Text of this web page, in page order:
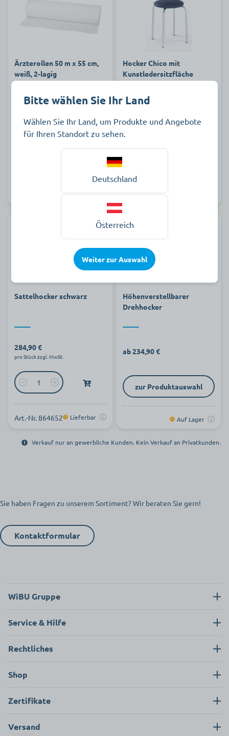
Ärzterollen 50 m x 55 cm,
weiß, 2-lagig
Karton à 9 Stück zzgl. MwSt.
Auf Lager
Hocker Chico mit
Kunstledersitzfläche
pro Stück zzgl. MwSt.
Art.-Nr.
C803334
Sattelhocker schwarz
284,90 €
pro Stück zzgl. MwSt.
Art.-Nr. 864652 Lieferbar
Höhenverstellbarer
Drehhocker
ab 234,90 €
zur Produktauswahl
Auf Lager
Verkauf nur an gewerbliche Kunden. Kein Verkauf an Privatkunden.
Sie haben Fragen zu unserem Sortiment? Wir beraten Sie gern!
Kontaktformular
WiBU Gruppe
News
Service & Hilfe
FAQ
Rechtliches
AGB
Shop
Ersatzteile
Zertifikate
Versand
Bitte wählen Sie Ihr Land
Wählen Sie Ihr Land, um Produkte und Angebote
für Ihren Standort zu sehen.
Deutschland
Österreich
Weiter zur Auswahl